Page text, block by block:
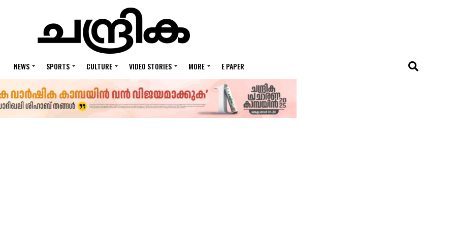
NEWS SPORTS CULTURE VIDEO STORIES MORE E PAPER